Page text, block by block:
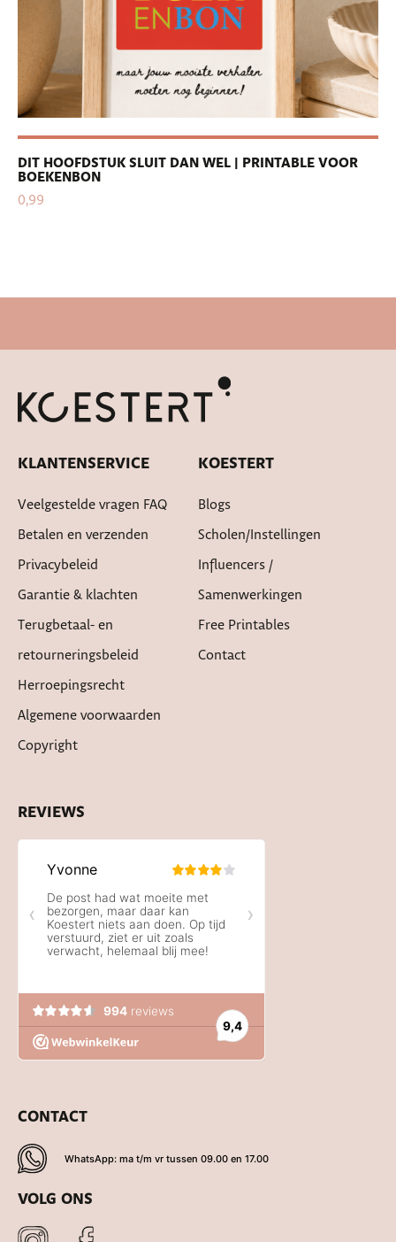
DIT HOOFDSTUK SLUIT DAN WEL | PRINTABLE VOOR
BOEKENBON
0,99
KLANTENSERVICE
Veelgestelde vragen FAQ
Betalen en verzenden
Privacybeleid
Garantie & klachten
Terugbetaal- en
retourneringsbeleid
Herroepingsrecht
Algemene voorwaarden
Copyright
KOESTERT
Blogs
Scholen/instellingen
Influencers /
Samenwerkingen
Free Printables
Contact
REVIEWS
CONTACT
WhatsApp: ma t/m vr tussen 09.00 en 17.00
VOLG ONS